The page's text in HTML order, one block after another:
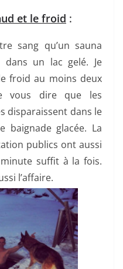
et le froid :
sang qu’un sauna
un lac gelé. Je
froid au moins deux
vous dire que les
disparaissent dans le
baignade glacée. La
publics ont aussi
suffit à la fois.
l’affaire.